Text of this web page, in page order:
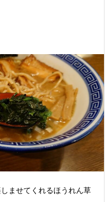
ませてくれるほうれん草